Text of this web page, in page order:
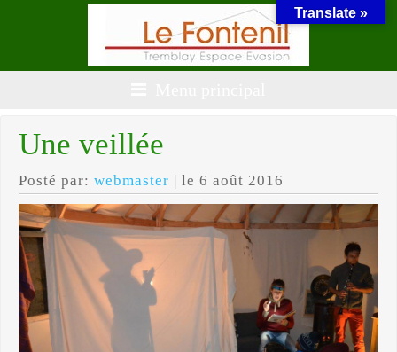
Une veillée
Posté par: webmaster | le 6 août 2016
Translate »